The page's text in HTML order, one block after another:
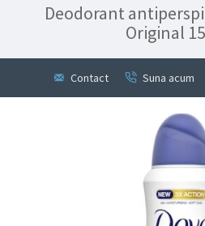
Deodorant
Original
Contact Suna acum